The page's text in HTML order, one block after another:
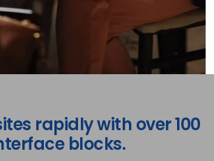
rapidly with over 100
blocks.